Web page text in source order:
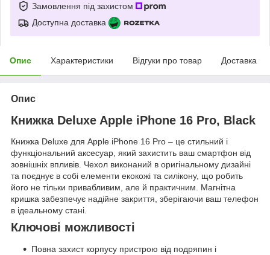
Замовлення під захистом
Доступна доставка
Опис Характеристики Відгуки про товар Доставка
Опис
Книжка Deluxe Apple iPhone 16 Pro, Black
Книжка Deluxe для Apple iPhone 16 Pro – це стильний і
функціональний аксесуар, який захистить ваш смартфон від
зовнішніх впливів. Чехол виконаний в оригінальному дизайні
та поєднує в собі елементи екокожі та силікону, що робить
його не тільки привабливим, але й практичним. Магнітна
кришка забезпечує надійне закриття, зберігаючи ваш телефон
в ідеальному стані.
Ключові можливості
Повна захист корпусу пристрою від подряпин і